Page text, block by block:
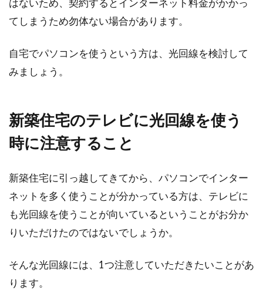
はないため、契約するとインターネット料金がかかっ
てしまうため勿体ない場合があります。
自宅でパソコンを使うという方は、光回線を検討して
みましょう。
新築住宅のテレビに光回線を使う
時に注意すること
新築住宅に引っ越してきてから、パソコンでインター
ネットを多く使うことが分かっている方は、テレビに
も光回線を使うことが向いているということがお分か
りいただけたのではないでしょうか。
そんな光回線には、1つ注意していただきたいことがあ
ります。